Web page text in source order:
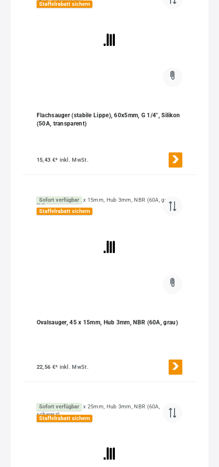
Staffelrabatt sichern
Flachsauger (stabile Lippe), 60x5mm, G 1/4", Silikon
(50A, transparent)
15,43 €* inkl. MwSt.
Sofort verfügbar
Staffelrabatt sichern
Ovalsauger, 45 x 15mm, Hub 3mm, NBR (60A, grau)
22,56 €* inkl. MwSt.
Sofort verfügbar
Staffelrabatt sichern